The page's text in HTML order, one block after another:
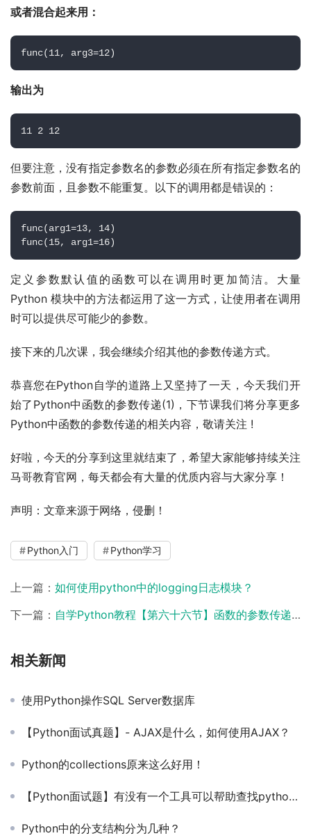
或者混合起来用：
func(11, arg3=12)
输出为
11 2 12
但要注意，没有指定参数名的参数必须在所有指定参数名的
参数前面，且参数不能重复。以下的调用都是错误的：
func(arg1=13, 14)
func(15, arg1=16)
定义参数默认值的函数可以在调用时更加简洁。大量
Python 模块中的方法都运用了这一方式，让使用者在调用
时可以提供尽可能少的参数。
接下来的几次课，我会继续介绍其他的参数传递方式。
恭喜您在Python自学的道路上又坚持了一天，今天我们开
始了Python中函数的参数传递(1)，下节课我们将分享更多
Python中函数的参数传递的相关内容，敬请关注 !
好啦，今天的分享到这里就结束了，希望大家能够持续关注
马哥教育官网，每天都会有大量的优质内容与大家分享！
声明：文章来源于网络，侵删！
Python入门 Python学习
上一篇： 如何使用python中的logging日志模块？
下一篇： 自学Python教程【第六十六节】函数的参数传递(2)
相关新闻
使用Python操作SQL Server数据库
【Python面试真题】- AJAX是什么，如何使用AJAX？
Python的collections原来这么好用！
【Python面试题】有没有一个工具可以帮助查找python的bug和进行静态的代码分析？
Python中的分支结构分为几种？